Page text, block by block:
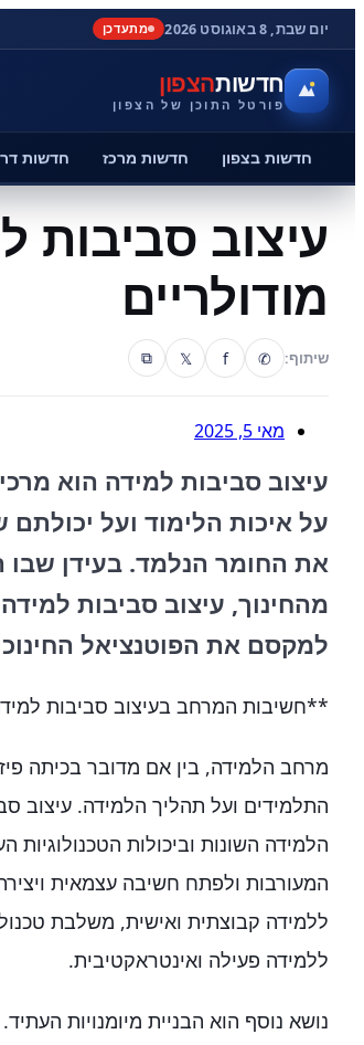
יום שבת, 8 באוגוסט 2026 מתעדכן
חדשותהצפון
פורטל התוכן של הצפון
חדשות בצפון חדשות מרכז חדשות
עיצוב סביבות
מודולריים
שיתוף: ✆
f
𝕏
⧉
מאי 5, 2025
עיצוב סביבות למידה הוא
על איכות הלימוד ועל
את החומר הנלמד. בעידן שבו
מהחינוך, עיצוב סביבות
למקסם את הפוטנציאל החינוכי
**חשיבות המרחב בעיצוב סביבות
מרחב הלמידה, בין אם מדובר בכיתה
התלמידים ועל תהליך הלמידה. עיצוב
הלמידה השונות וביכולות
המעורבות ולפתח חשיבה עצמאית
ללמידה קבוצתית ואישית, משלבת
ללמידה פעילה ואינטראקטיבית.
נושא נוסף הוא הבניית מיומנויות